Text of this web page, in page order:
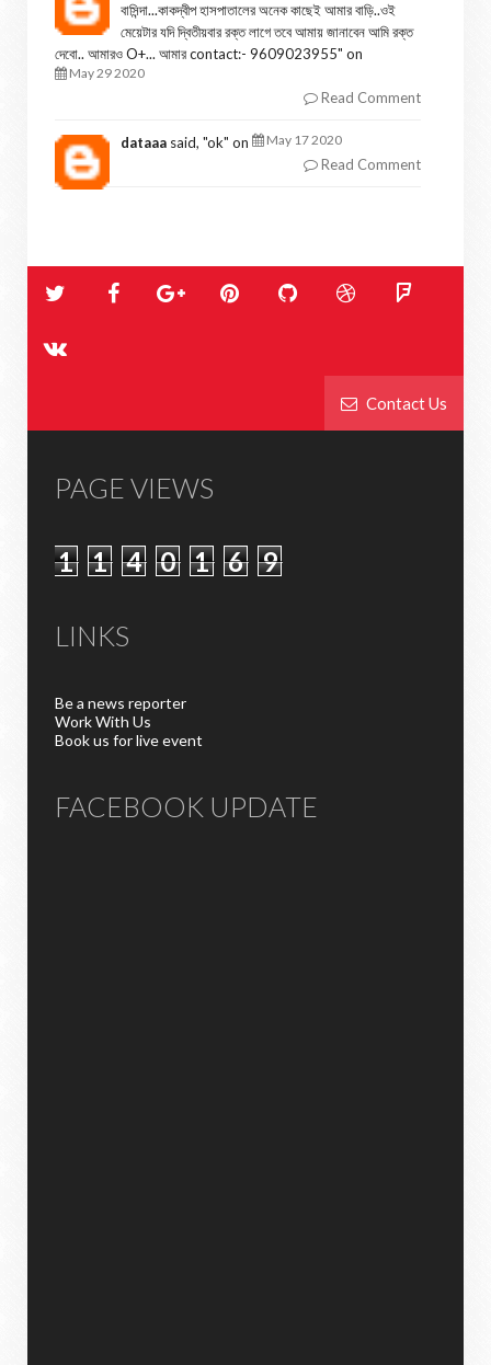
বাসিন্দা...কাকদ্বীপ হাসপাতালের অনেক কাছেই আমার বাড়ি..ওই
মেয়েটার যদি দ্বিতীয়বার রক্ত লাগে তবে আমায় জানাবেন আমি রক্ত
দেবো.. আমারও O+... আমার contact:- 9609023955" on
May 29 2020
Read Comment
dataaa said, "ok" on May 17 2020
Read Comment
Contact Us
PAGE VIEWS
1 1 4 0 1 6 9
LINKS
Be a news reporter
Work With Us
Book us for live event
FACEBOOK UPDATE